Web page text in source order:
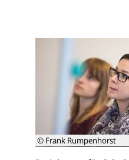
© Frank Rumpenhorst